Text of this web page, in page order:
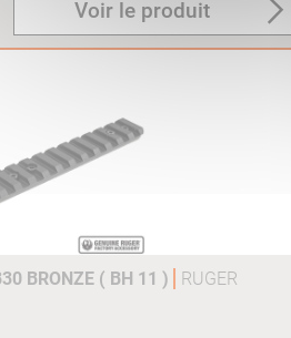
Voir le produit
BRONZE ( BH 11 ) RUGER